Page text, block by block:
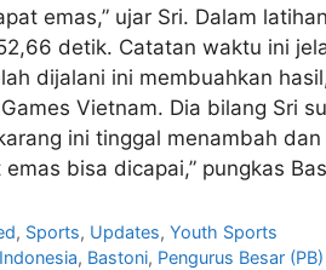
emas,” ujar Sri. Dalam
detik. Catatan waktu ini
dijalani ini membuahkan
Vietnam. Dia bilang Sri
ini tinggal menambah
bisa dicapai,” pungkas
, Sports, Updates,Youth Sports
, Bastoni, Pengurus Besar